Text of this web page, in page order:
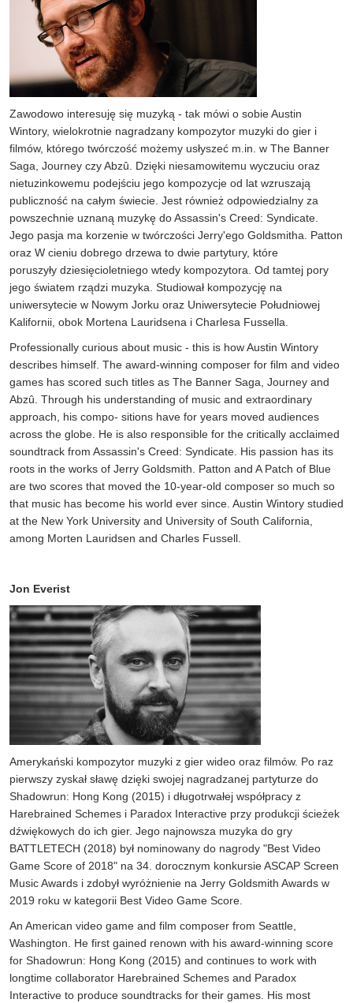
Zawodowo interesuję się muzyką - tak mówi o sobie Austin
Wintory, wielokrotnie nagradzany kompozytor muzyki do gier i
filmów, którego twórczość możemy usłyszeć m.in. w The Banner
Saga, Journey czy Abzû. Dzięki niesamowitemu wyczuciu oraz
nietuzinkowemu podejściu jego kompozycje od lat wzruszają
publiczność na całym świecie. Jest również odpowiedzialny za
powszechnie uznaną muzykę do Assassin's Creed: Syndicate.
Jego pasja ma korzenie w twórczości Jerry'ego Goldsmitha. Patton
oraz W cieniu dobrego drzewa to dwie partytury, które
poruszyły dziesięcioletniego wtedy kompozytora. Od tamtej pory
jego światem rządzi muzyka. Studiował kompozycję na
uniwersytecie w Nowym Jorku oraz Uniwersytecie Południowej
Kalifornii, obok Mortena Lauridsena i Charlesa Fussella.
Professionally curious about music - this is how Austin Wintory
describes himself. The award-winning composer for film and video
games has scored such titles as The Banner Saga, Journey and
Abzû. Through his understanding of music and extraordinary
approach, his compo- sitions have for years moved audiences
across the globe. He is also responsible for the critically acclaimed
soundtrack from Assassin's Creed: Syndicate. His passion has its
roots in the works of Jerry Goldsmith. Patton and A Patch of Blue
are two scores that moved the 10-year-old composer so much so
that music has become his world ever since. Austin Wintory studied
at the New York University and University of South California,
among Morten Lauridsen and Charles Fussell.
Jon Everist
Amerykański kompozytor muzyki z gier wideo oraz filmów. Po raz
pierwszy zyskał sławę dzięki swojej nagradzanej partyturze do
Shadowrun: Hong Kong (2015) i długotrwałej współpracy z
Harebrained Schemes i Paradox Interactive przy produkcji ścieżek
dźwiękowych do ich gier. Jego najnowsza muzyka do gry
BATTLETECH (2018) był nominowany do nagrody "Best Video
Game Score of 2018" na 34. dorocznym konkursie ASCAP Screen
Music Awards i zdobył wyróżnienie na Jerry Goldsmith Awards w
2019 roku w kategorii Best Video Game Score.
An American video game and film composer from Seattle,
Washington. He first gained renown with his award-winning score
for Shadowrun: Hong Kong (2015) and continues to work with
longtime collaborator Harebrained Schemes and Paradox
Interactive to produce soundtracks for their games. His most